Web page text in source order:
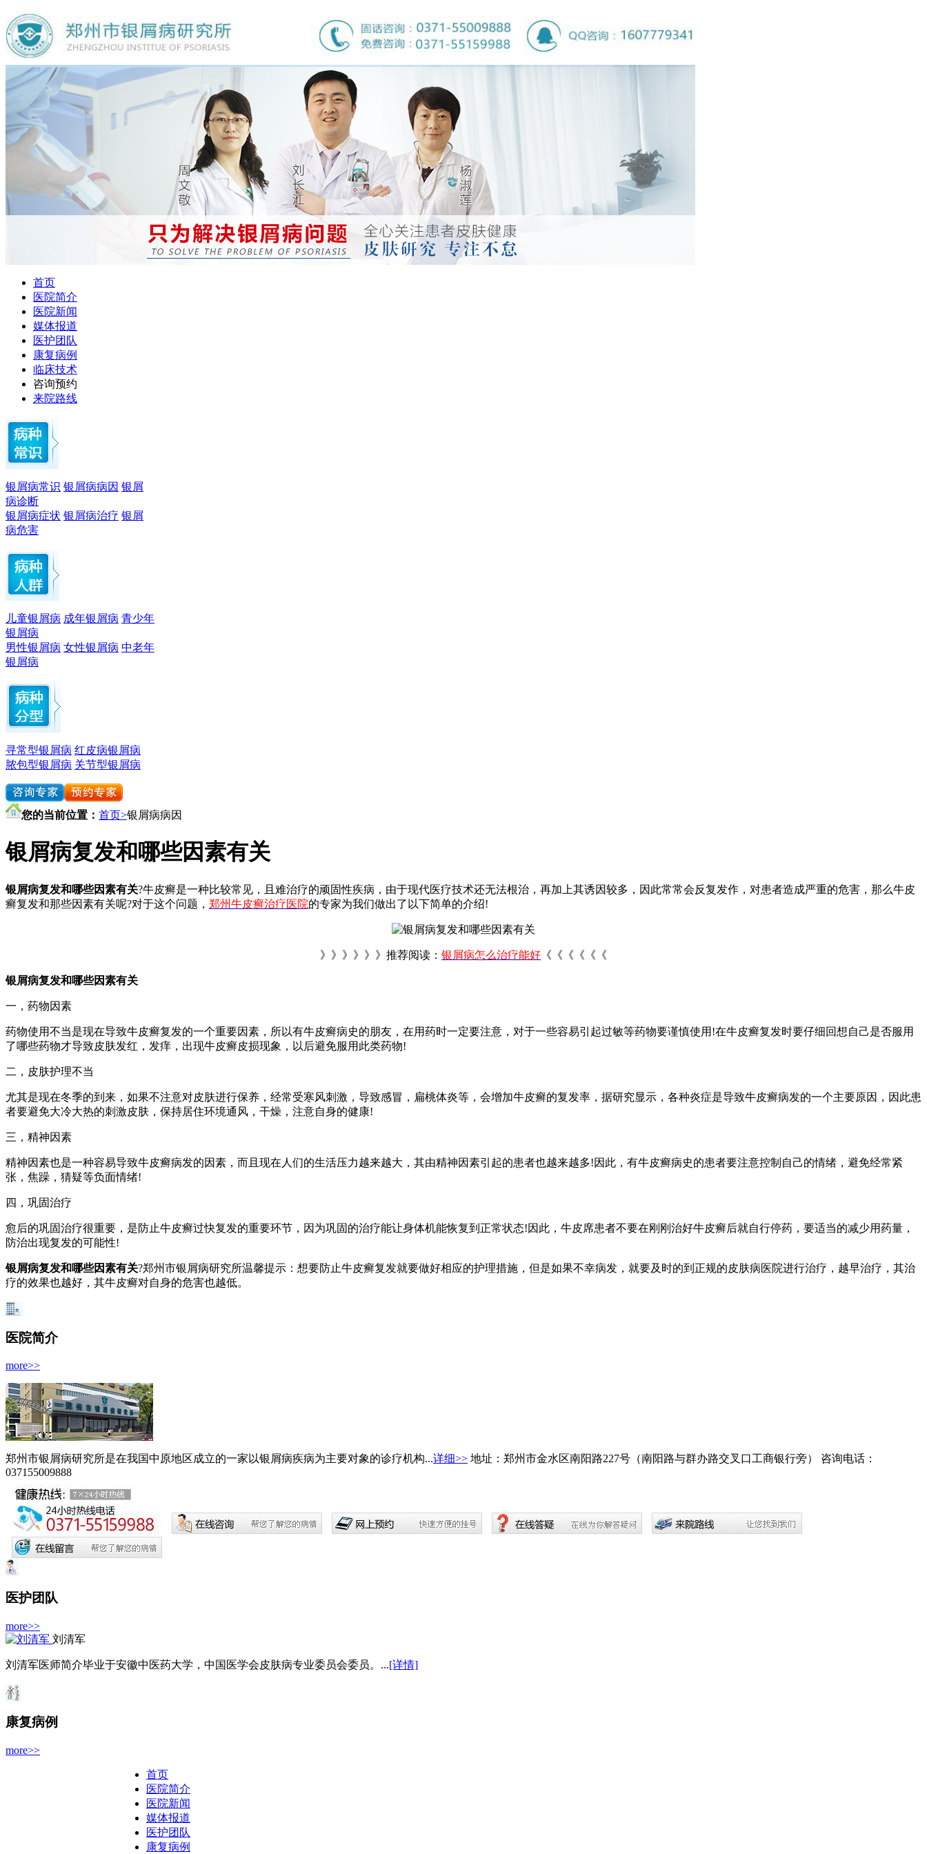
首页
医院简介
医院新闻
媒体报道
医护团队
康复病例
临床技术
咨询预约
来院路线
银屑病常识 银屑病病因 银屑
病诊断
银屑病症状 银屑病治疗 银屑
病危害
儿童银屑病 成年银屑病 青少年
银屑病
男性银屑病 女性银屑病 中老年
银屑病
寻常型银屑病 红皮病银屑病
脓包型银屑病 关节型银屑病
您的当前位置： 首页>银屑病病因
银屑病复发和哪些因素有关
银屑病复发和哪些因素有关?牛皮癣是一种比较常见，且难治疗的顽固性疾病，由于现代医疗技术还无法根治，再加上其诱因较多，因此常常会反复发作，对患者造成严重的危害，那么牛皮
癣复发和那些因素有关呢?对于这个问题， 郑州牛皮癣治疗医院的专家为我们做出了以下简单的介绍!
》》》》》》推荐阅读： 银屑病怎么治疗能好 《《《《《《
银屑病复发和哪些因素有关
一，药物因素
药物使用不当是现在导致牛皮癣复发的一个重要因素，所以有牛皮癣病史的朋友，在用药时一定要注意，对于一些容易引起过敏等药物要谨慎使用!在牛皮癣复发时要仔细回想自己是否服用
了哪些药物才导致皮肤发红，发痒，出现牛皮癣皮损现象，以后避免服用此类药物!
二，皮肤护理不当
尤其是现在冬季的到来，如果不注意对皮肤进行保养，经常受寒风刺激，导致感冒，扁桃体炎等，会增加牛皮癣的复发率，据研究显示，各种炎症是导致牛皮癣病发的一个主要原因，因此患
者要避免大冷大热的刺激皮肤，保持居住环境通风，干燥，注意自身的健康!
三，精神因素
精神因素也是一种容易导致牛皮癣病发的因素，而且现在人们的生活压力越来越大，其由精神因素引起的患者也越来越多!因此，有牛皮癣病史的患者要注意控制自己的情绪，避免经常紧
张，焦躁，猜疑等负面情绪!
四，巩固治疗
愈后的巩固治疗很重要，是防止牛皮癣过快复发的重要环节，因为巩固的治疗能让身体机能恢复到正常状态!因此，牛皮席患者不要在刚刚治好牛皮癣后就自行停药，要适当的减少用药量，
防治出现复发的可能性!
银屑病复发和哪些因素有关?郑州市银屑病研究所温馨提示：想要防止牛皮癣复发就要做好相应的护理措施，但是如果不幸病发，就要及时的到正规的皮肤病医院进行治疗，越早治疗，其治
疗的效果也越好，其牛皮癣对自身的危害也越低。
医院简介
more>>
郑州市银屑病研究所是在我国中原地区成立的一家以银屑病疾病为主要对象的诊疗机构...详细>> 地址：郑州市金水区南阳路227号（南阳路与群办路交叉口工商银行旁）
咨询电话：
037155009888
医护团队
more>>
刘清军
刘清军医师简介毕业于安徽中医药大学，中国医学会皮肤病专业委员会委员。...[详情]
康复病例
more>>
首页
医院简介
医院新闻
媒体报道
医护团队
康复病例